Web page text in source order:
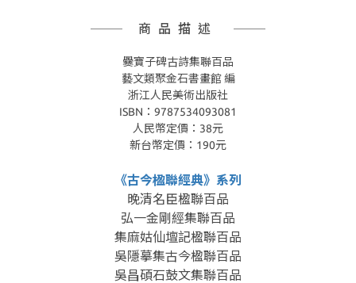
商品描述
爨寶子碑古詩集聯百品
藝文類聚金石書畫館 編
浙江人民美術出版社
ISBN：9787534093081
人民幣定價：38元
新台幣定價：190元
《古今楹聯經典》系列
晚清名臣楹聯百品
弘一金剛經集聯百品
集麻姑仙壇記楹聯百品
吳隱摹集古今楹聯百品
吳昌碩石鼓文集聯百品